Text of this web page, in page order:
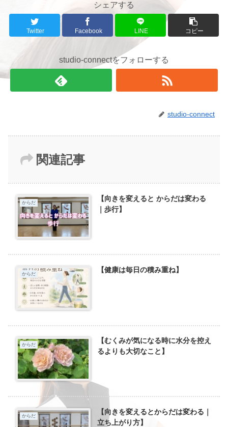
シェアする
Twitter Facebook LINE コピー
studio-connectをフォローする
studio-connect
関連記事
からだ
【向きを変えると からだは変わる
｜歩行】
からだ 【健康は毎日の積み重ね】
からだ
【むくみが気になる時に水分を控え
るよりも大切なこと】
からだ
【向きを変えるとからだは変わる｜
立ち上がり方】